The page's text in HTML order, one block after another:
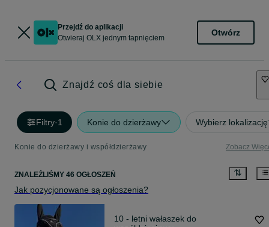
Przejdź do aplikacji
Otwieraj OLX jednym tapnięciem
Otwórz
Znajdź coś dla siebie
Filtry·1 Konie do dzierżawy Wybierz lokalizację
Konie do dzierżawy i współdzierżawy Zobacz
ZNALEŹLIŚMY 46 OGŁOSZEŃ
Jak pozycjonowane są ogłoszenia?
10 - letni wałaszek do